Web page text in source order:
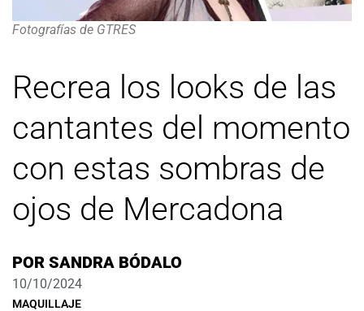
Fotografías de GTRES
Recrea los looks de las
cantantes del momento
con estas sombras de
ojos de Mercadona
POR SANDRA BÓDALO
10/10/2024
MAQUILLAJE